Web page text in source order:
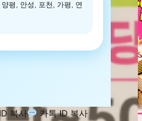
평, 안성, 포천, 가평, 연
복사
카톡 ID 복사